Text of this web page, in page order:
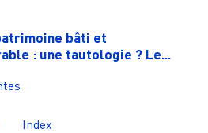
bâti et
: une tautologie ? Le...
Index